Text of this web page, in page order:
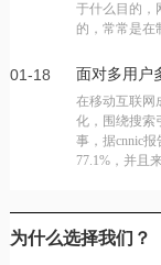
于什么目的，
的，常常是在
01-18 面对多用户
在移动互联网
化，围绕搜索
事，据cnnic
77.1%，并且
为什么选择我们？